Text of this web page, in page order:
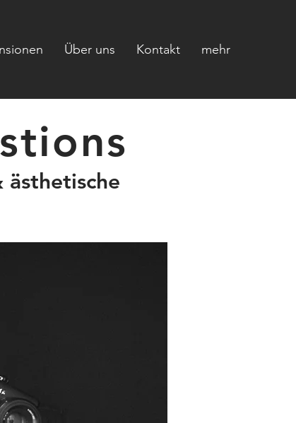
Über uns Kontakt mehr